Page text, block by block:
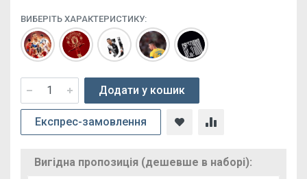
ВИБЕРІТЬ ХАРАКТЕРИСТИКУ:
Додати у кошик
Експрес-замовлення
Вигідна пропозиція (дешевше в наборі):